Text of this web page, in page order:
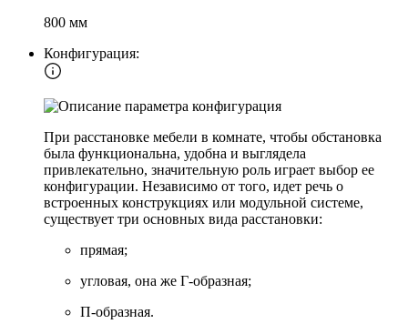
800 мм
Конфигурация:
При расстановке мебели в комнате, чтобы обстановка
была функциональна, удобна и выглядела
привлекательно, значительную роль играет выбор ее
конфигурации. Независимо от того, идет речь о
встроенных конструкциях или модульной системе,
существует три основных вида расстановки:
прямая;
угловая, она же Г-образная;
П-образная.